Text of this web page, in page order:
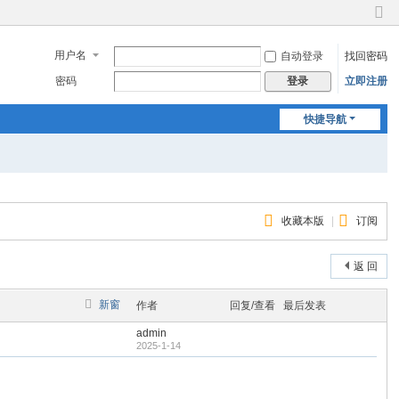
切
到
窄
用户名 自动登录
找回密码
密码
登录 立即注册
快捷导航
收藏本版 订阅
返 回
新窗 作者 回复/查看 最后发表
admin
2025-1-14